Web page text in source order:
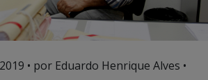
• por Eduardo Henrique Alves •